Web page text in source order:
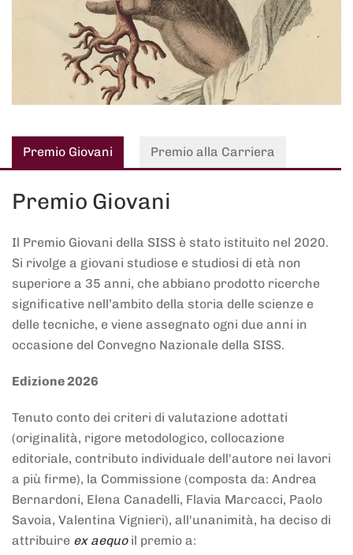
Premio Giovani Premio alla Carriera
Premio Giovani
Il Premio Giovani della SISS è stato istituito nel 2020.
Si rivolge a giovani studiose e studiosi di età non
superiore a 35 anni, che abbiano prodotto ricerche
significative nell’ambito della storia delle scienze e
delle tecniche, e viene assegnato ogni due anni in
occasione del Convegno Nazionale della SISS.
Edizione 2026
Tenuto conto dei criteri di valutazione adottati
(originalità, rigore metodologico, collocazione
editoriale, contributo individuale dell'autore nei lavori
a più firme), la Commissione (composta da: Andrea
Bernardoni, Elena Canadelli, Flavia Marcacci, Paolo
Savoia, Valentina Vignieri), all'unanimità, ha deciso di
attribuire ex aequoil premio a: